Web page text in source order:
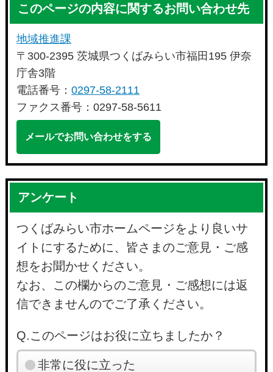
このページの内容に関するお問い合わせ先
地域推進課
〒300-2395 茨城県つくばみらい市福田195 伊奈
庁舎3階
電話番号：0297-58-2111
ファクス番号：0297-58-5611
メールでお問い合わせをする
アンケート
つくばみらい市ホームページをより良いサ
イトにするために、皆さまのご意見・ご感
想をお聞かせください。
なお、この欄からのご意見・ご感想には返
信できませんのでご了承ください。
Q.このページはお役に立ちましたか？
非常に役に立った